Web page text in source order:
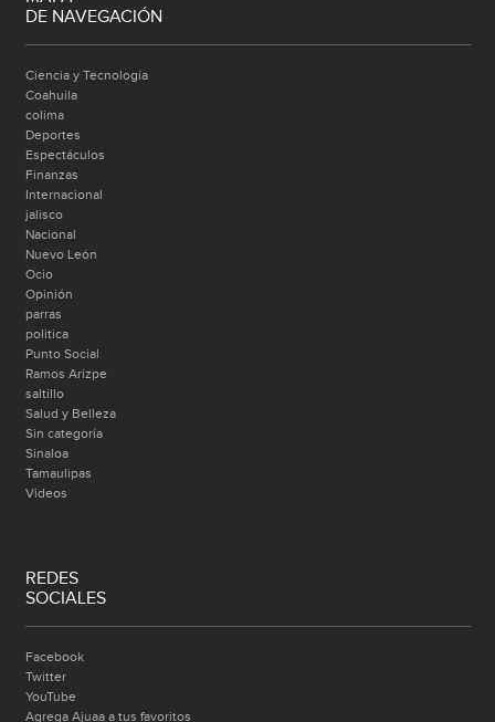
DE NAVEGACIÓN
Ciencia y Tecnología
Coahuila
colima
Deportes
Espectáculos
Finanzas
Internacional
jalisco
Nacional
Nuevo León
Ocio
Opinión
parras
politica
Punto Social
Ramos Arizpe
saltillo
Salud y Belleza
Sin categoría
Sinaloa
Tamaulipas
Videos
REDES
SOCIALES
Facebook
Twitter
YouTube
Agrega Ajuaa a tus favoritos